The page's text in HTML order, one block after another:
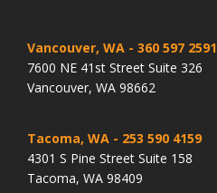
Vancouver, WA - 360 597 2591
7600 NE 41st Street Suite 326
Vancouver, WA 98662
Tacoma, WA - 253 590 4159
4301 S Pine Street Suite 158
Tacoma, WA 98409